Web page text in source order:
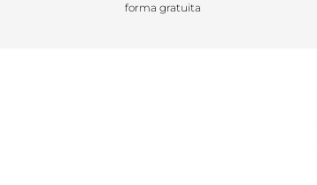
forma gratuita